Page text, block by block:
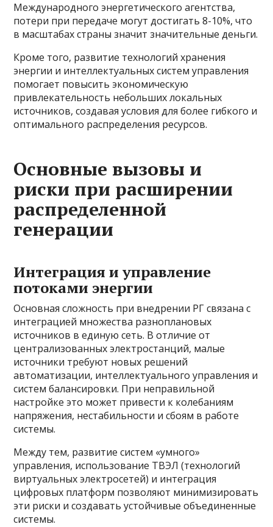
Международного энергетического агентства,
потери при передаче могут достигать 8-10%, что
в масштабах страны значит значительные деньги.
Кроме того, развитие технологий хранения
энергии и интеллектуальных систем управления
помогает повысить экономическую
привлекательность небольших локальных
источников, создавая условия для более гибкого и
оптимального распределения ресурсов.
Основные вызовы и
риски при расширении
распределенной
генерации
Интеграция и управление
потоками энергии
Основная сложность при внедрении РГ связана с
интеграцией множества разноплановых
источников в единую сеть. В отличие от
централизованных электростанций, малые
источники требуют новых решений
автоматизации, интеллектуального управления и
систем балансировки. При неправильной
настройке это может привести к колебаниям
напряжения, нестабильности и сбоям в работе
системы.
Между тем, развитие систем «умного»
управления, использование ТВЭЛ (технологий
виртуальных электросетей) и интеграция
цифровых платформ позволяют минимизировать
эти риски и создавать устойчивые объединенные
системы.